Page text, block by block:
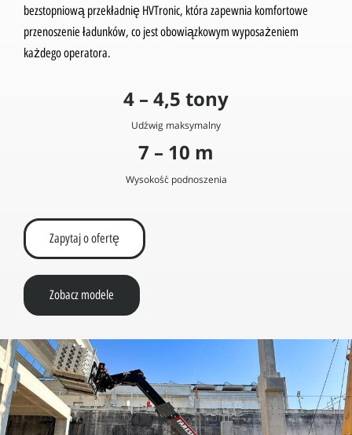
bezstopniową przekładnię HVTronic, która zapewnia komfortowe
przenoszenie ładunków, co jest obowiązkowym wyposażeniem
każdego operatora.
4 – 4,5 tony
Udźwig maksymalny
7 – 10 m
Wysokość podnoszenia
Zapytaj o ofertę
Zobacz modele